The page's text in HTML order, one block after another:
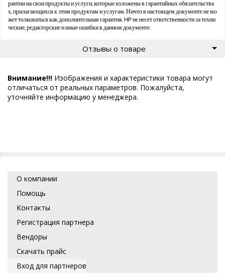
рантии на свои продукты и услуги, которые изложены в гарантийных обязательства
х, прилагающихся к этим продуктам и услугам. Ничто в настоящем документе не мо
жет толковаться как дополнительная гарантия. HP не несет ответственности за техни
ческие, редакторские и иные ошибки в данном документе.
Отзывы о товаре
Внимание!!! Изображения и характеристики товара могут
отличаться от реальных параметров. Пожалуйста,
уточняйте информацию у менеджера.
О компании
Помощь
Контакты
Регистрация партнера
Вендоры
Скачать прайс
Вход для партнеров